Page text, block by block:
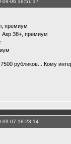
09-06 19:51:17
премиум
Акр 38+, премиум
рубликов... Кому
09-07 18:23:14